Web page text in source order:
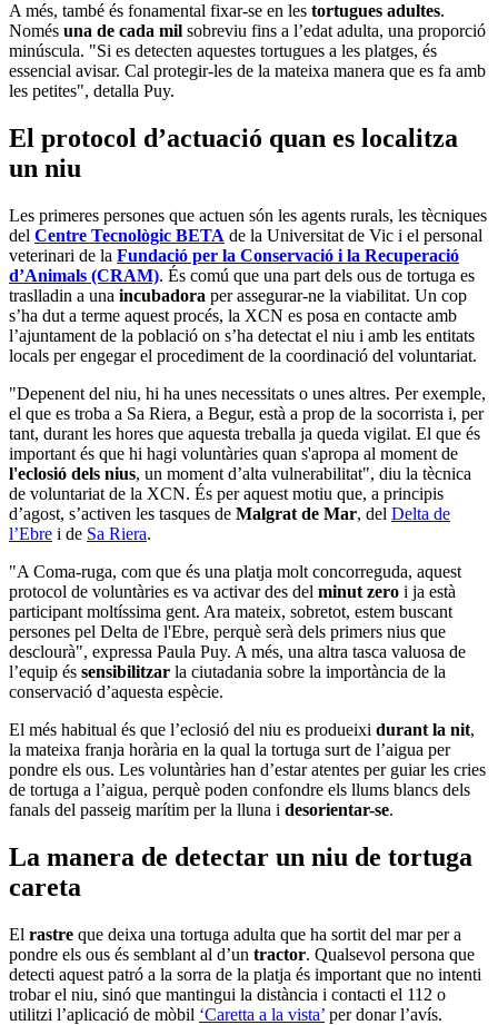
A més, també és fonamental fixar-se en les tortugues adultes.
Només una de cada mil sobreviu fins a l’edat adulta, una proporció
minúscula. "Si es detecten aquestes tortugues a les platges, és
essencial avisar. Cal protegir-les de la mateixa manera que es fa amb
les petites", detalla Puy.
El protocol d’actuació quan es localitza
un niu
Les primeres persones que actuen són les agents rurals, les tècniques
del Centre Tecnològic BETA de la Universitat de Vic i el personal
veterinari de la Fundació per la Conservació i la Recuperació
d’Animals (CRAM). És comú que una part dels ous de tortuga es
traslladin a una incubadora per assegurar-ne la viabilitat. Un cop
s’ha dut a terme aquest procés, la XCN es posa en contacte amb
l’ajuntament de la població on s’ha detectat el niu i amb les entitats
locals per engegar el procediment de la coordinació del voluntariat.
"Depenent del niu, hi ha unes necessitats o unes altres. Per exemple,
el que es troba a Sa Riera, a Begur, està a prop de la socorrista i, per
tant, durant les hores que aquesta treballa ja queda vigilat. El que és
important és que hi hagi voluntàries quan s'apropa al moment de
l'eclosió dels nius, un moment d’alta vulnerabilitat", diu la tècnica
de voluntariat de la XCN. És per aquest motiu que, a principis
d’agost, s’activen les tasques de Malgrat de Mar, del Delta de
l’Ebre i de Sa Riera.
"A Coma-ruga, com que és una platja molt concorreguda, aquest
protocol de voluntàries es va activar des del minut zero i ja està
participant moltíssima gent. Ara mateix, sobretot, estem buscant
persones pel Delta de l'Ebre, perquè serà dels primers nius que
desclourà", expressa Paula Puy. A més, una altra tasca valuosa de
l’equip és sensibilitzar la ciutadania sobre la importància de la
conservació d’aquesta espècie.
El més habitual és que l’eclosió del niu es produeixi durant la nit,
la mateixa franja horària en la qual la tortuga surt de l’aigua per
pondre els ous. Les voluntàries han d’estar atentes per guiar les cries
de tortuga a l’aigua, perquè poden confondre els llums blancs dels
fanals del passeig marítim per la lluna i desorientar-se.
La manera de detectar un niu de tortuga
careta
El rastre que deixa una tortuga adulta que ha sortit del mar per a
pondre els ous és semblant al d’un tractor. Qualsevol persona que
detecti aquest patró a la sorra de la platja és important que no intenti
trobar el niu, sinó que mantingui la distància i contacti el 112 o
utilitzi l’aplicació de mòbil ‘Caretta a la vista’ per donar l’avís.